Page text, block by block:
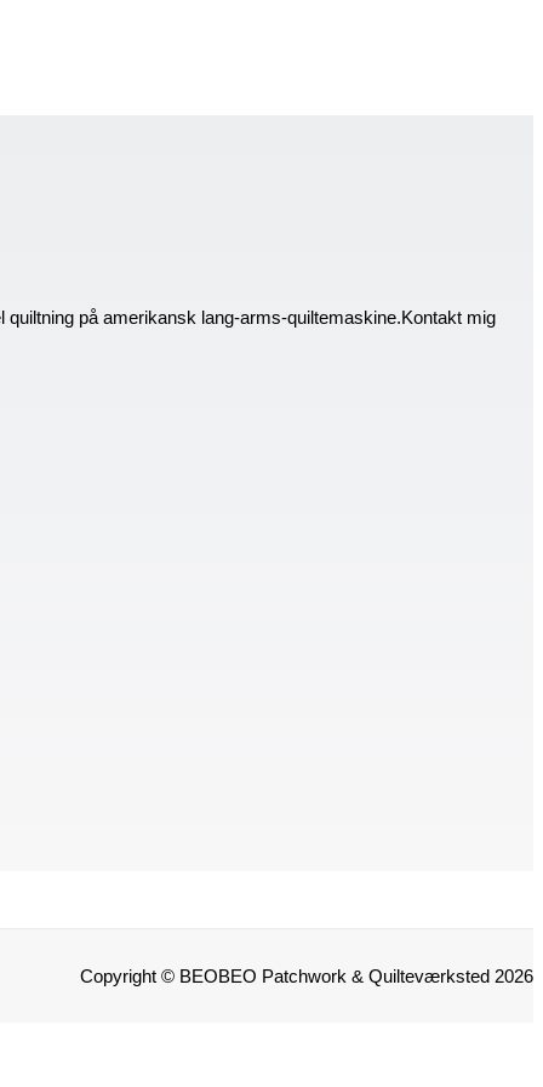
på amerikansk lang-arms-quiltemaskine.Kontakt mig
Copyright © BEOBEO Patchwork & Quilteværksted 2026